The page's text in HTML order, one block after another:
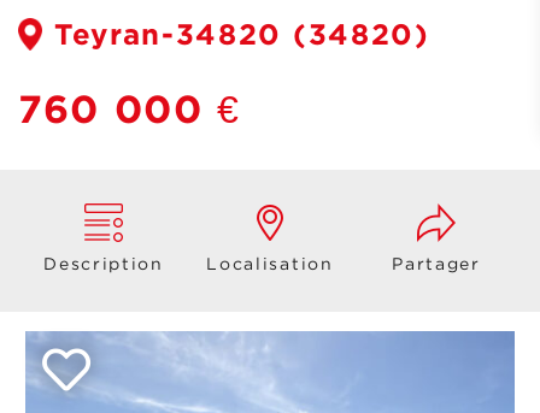
Teyran-34820 (34820)
760 000 €
Description Localisation Partager